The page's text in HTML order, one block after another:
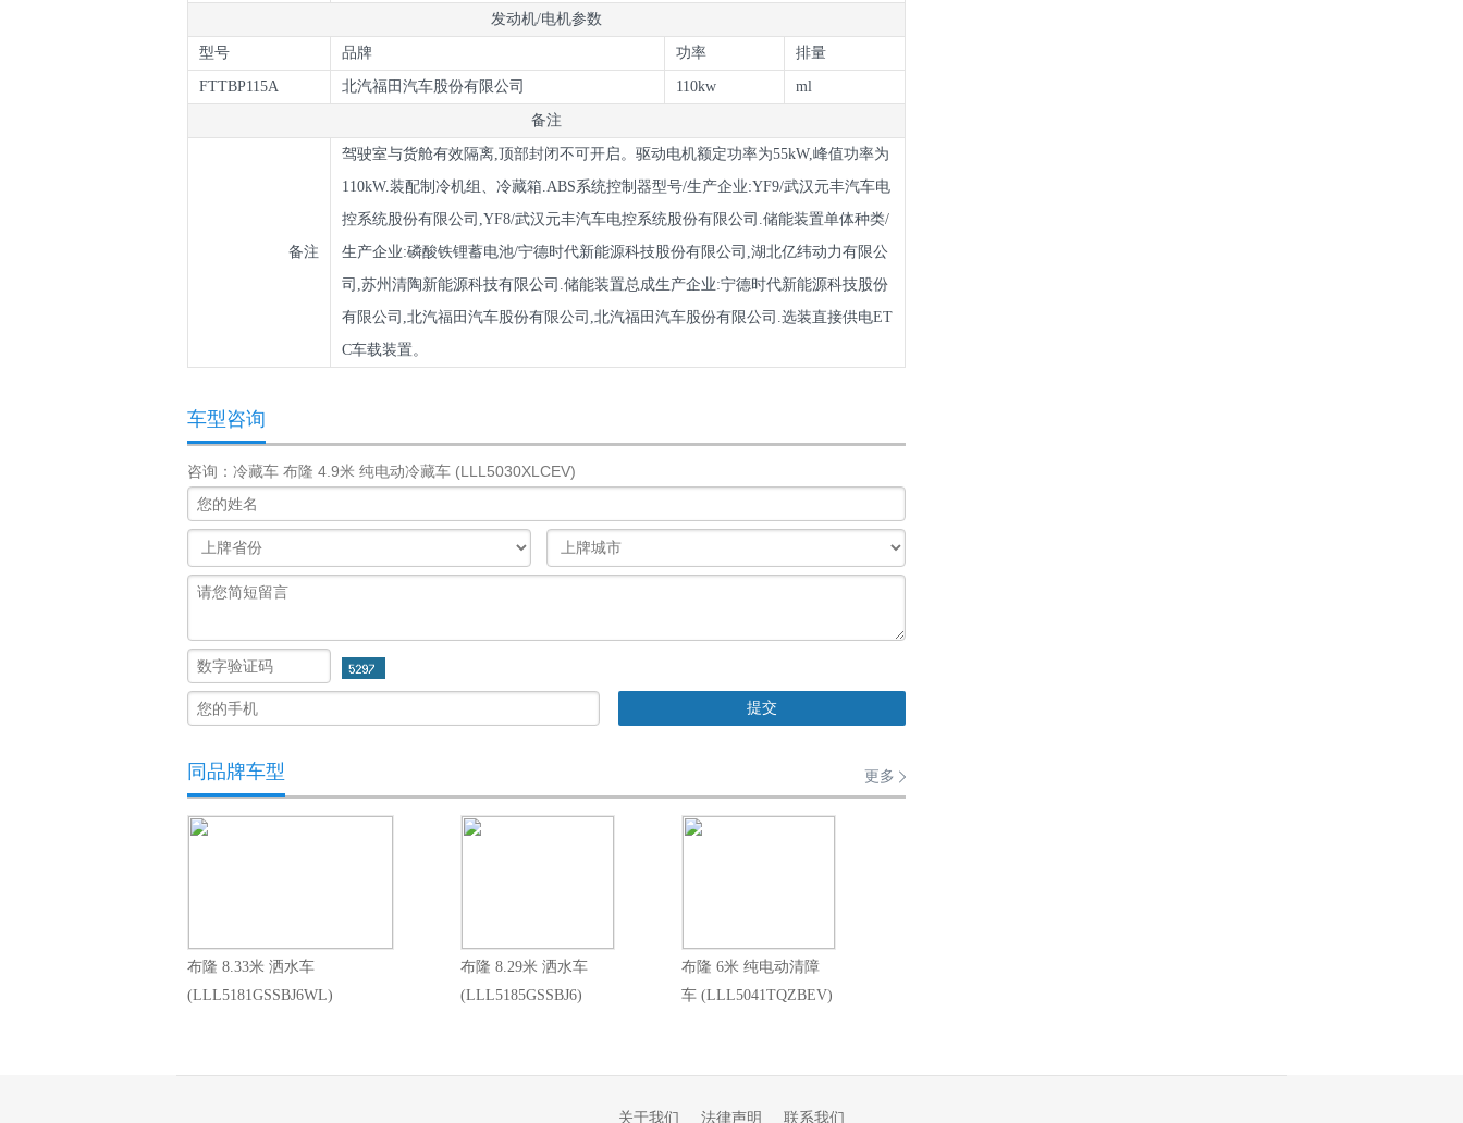
发动机/电机参数
型号 品牌 功率 排量
FTTBP115A 北汽福田汽车股份有限公司 110kw ml
备注
备注
驾驶室与货舱有效隔离,顶部封闭不可开启。驱动电机额定功率为55kW,峰值功率为
110kW.装配制冷机组、冷藏箱.ABS系统控制器型号/生产企业:YF9/武汉元丰汽车电
控系统股份有限公司,YF8/武汉元丰汽车电控系统股份有限公司.储能装置单体种类/
生产企业:磷酸铁锂蓄电池/宁德时代新能源科技股份有限公司,湖北亿纬动力有限公
司,苏州清陶新能源科技有限公司.储能装置总成生产企业:宁德时代新能源科技股份
有限公司,北汽福田汽车股份有限公司,北汽福田汽车股份有限公司.选装直接供电ET
C车载装置。
车型咨询
咨询：冷藏车 布隆 4.9米 纯电动冷藏车 (LLL5030XLCEV)
同品牌车型 更多
布隆 8.33米 洒水车
(LLL5181GSSBJ6WL)
布隆 8.29米 洒水车
(LLL5185GSSBJ6)
布隆 6米 纯电动清障
车 (LLL5041TQZBEV)
关于我们 法律声明 联系我们